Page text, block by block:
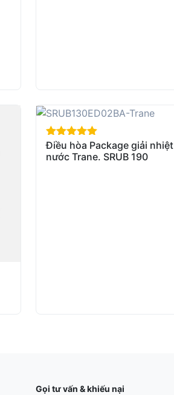
out of 5
Điều hòa Package giải nhiệt
nước Trane. SRUB 190
Gọi tư vấn & khiếu nại